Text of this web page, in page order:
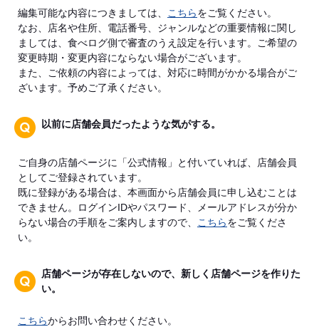
編集可能な内容につきましては、 こちらをご覧ください。
なお、店名や住所、電話番号、ジャンルなどの重要情報に関し
ましては、食べログ側で審査のうえ設定を行います。ご希望の
変更時期・変更内容にならない場合がございます。
また、ご依頼の内容によっては、対応に時間がかかる場合がご
ざいます。予めご了承ください。
以前に店舗会員だったような気がする。
ご自身の店舗ページに「公式情報」と付いていれば、店舗会員
としてご登録されています。
既に登録がある場合は、本画面から店舗会員に申し込むことは
できません。ログインIDやパスワード、メールアドレスが分か
らない場合の手順をご案内しますので、
こちらをご覧くださ
い。
店舗ページが存在しないので、新しく店舗ページを作りた
い。
こちらからお問い合わせください。